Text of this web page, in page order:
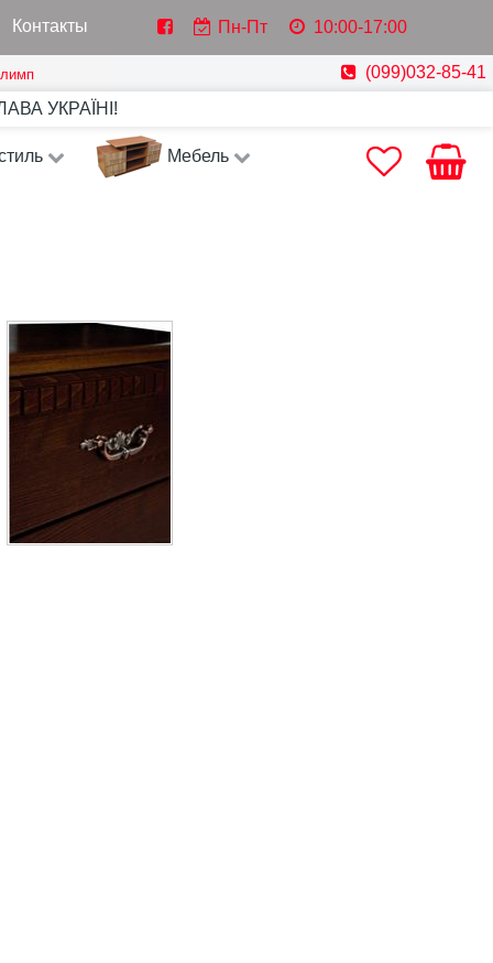
Контакты Пн-Пт 10:00-17:00
(099)032-85-41
УКРАЇНІ!
Мебель